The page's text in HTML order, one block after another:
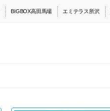
BIGBOX高田馬場 エミテラス所沢